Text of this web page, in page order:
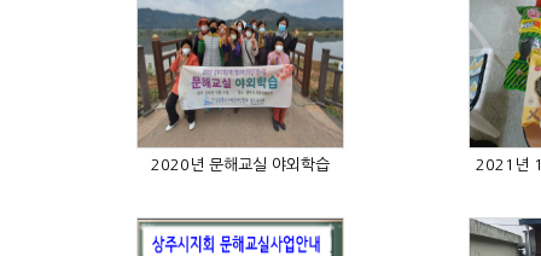
2020년 문해교실 야외학습